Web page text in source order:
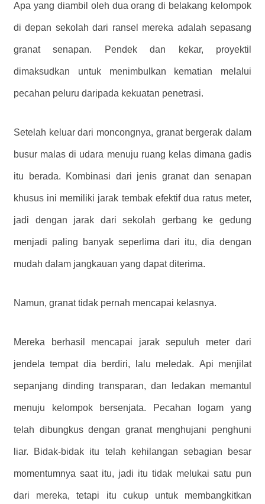
Apa yang diambil oleh dua orang di belakang kelompok
di depan sekolah dari ransel mereka adalah sepasang
granat senapan. Pendek dan kekar, proyektil
dimaksudkan untuk menimbulkan kematian melalui
pecahan peluru daripada kekuatan penetrasi.
Setelah keluar dari moncongnya, granat bergerak dalam
busur malas di udara menuju ruang kelas dimana gadis
itu berada. Kombinasi dari jenis granat dan senapan
khusus ini memiliki jarak tembak efektif dua ratus meter,
jadi dengan jarak dari sekolah gerbang ke gedung
menjadi paling banyak seperlima dari itu, dia dengan
mudah dalam jangkauan yang dapat diterima.
Namun, granat tidak pernah mencapai kelasnya.
Mereka berhasil mencapai jarak sepuluh meter dari
jendela tempat dia berdiri, lalu meledak. Api menjilat
sepanjang dinding transparan, dan ledakan memantul
menuju kelompok bersenjata. Pecahan logam yang
telah dibungkus dengan granat menghujani penghuni
liar. Bidak-bidak itu telah kehilangan sebagian besar
momentumnya saat itu, jadi itu tidak melukai satu pun
dari mereka, tetapi itu cukup untuk membangkitkan